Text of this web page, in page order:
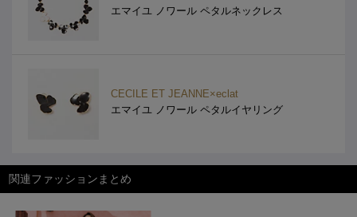
エマイユ ノワール ペタルネックレス
CECILE ET JEANNE×eclat
エマイユ ノワール ペタルイヤリング
関連ファッションまとめ